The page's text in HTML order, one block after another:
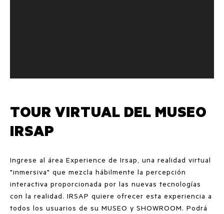
TOUR VIRTUAL DEL MUSEO
IRSAP
Ingrese al área Experience de Irsap, una realidad virtual
"inmersiva" que mezcla hábilmente la percepción
interactiva proporcionada por las nuevas tecnologías
con la realidad. IRSAP quiere ofrecer esta experiencia a
todos los usuarios de su MUSEO y SHOWROOM. Podrá